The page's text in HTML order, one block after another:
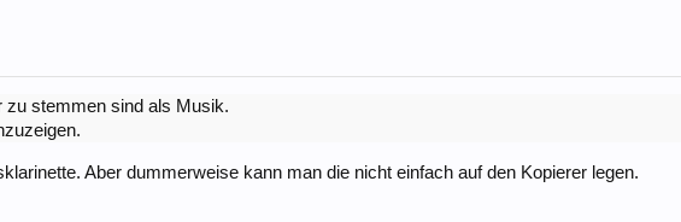
zu stemmen sind als Musik.
Aber dummerweise kann man die nicht einfach auf den Kopierer legen.